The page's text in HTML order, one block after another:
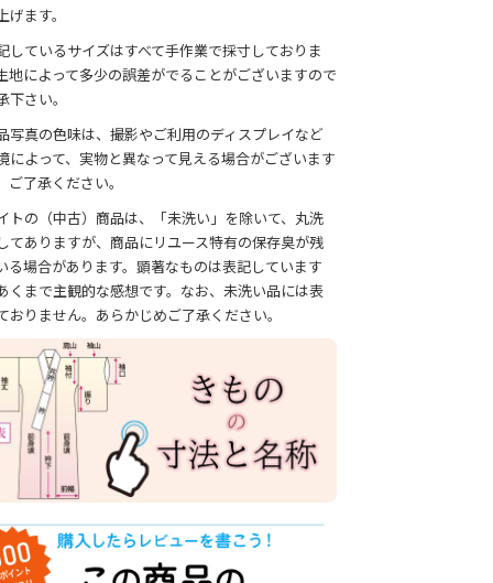
げます。
ているサイズはすべて手作業で採寸しておりま
地によって多少の誤差がでることがございますので
下さい。
写真の色味は、撮影やご利用のディスプレイなど
によって、実物と異なって見える場合がございます
ご了承ください。
トの（中古）商品は、「未洗い」を除いて、丸洗
てありますが、商品にリユース特有の保存臭が残
る場合があります。顕著なものは表記しています
くまで主観的な感想です。なお、未洗い品には表
おりません。あらかじめご了承ください。